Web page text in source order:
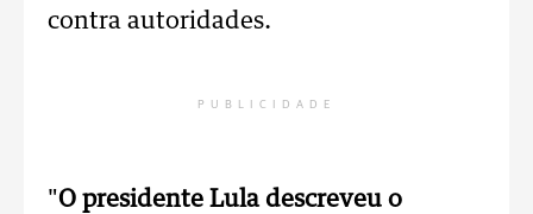
contra autoridades.
PUBLICIDADE
"O presidente Lula descreveu o